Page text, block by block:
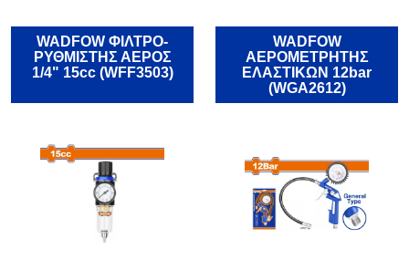
WADFOW ΦΙΛΤΡΟ-
ΡΥΘΜΙΣΤΗΣ ΑΕΡΟΣ
1/4" 15cc (WFF3503)
WADFOW
ΑΕΡΟΜΕΤΡΗΤΗΣ
ΕΛΑΣΤΙΚΩΝ 12bar
(WGA2612)